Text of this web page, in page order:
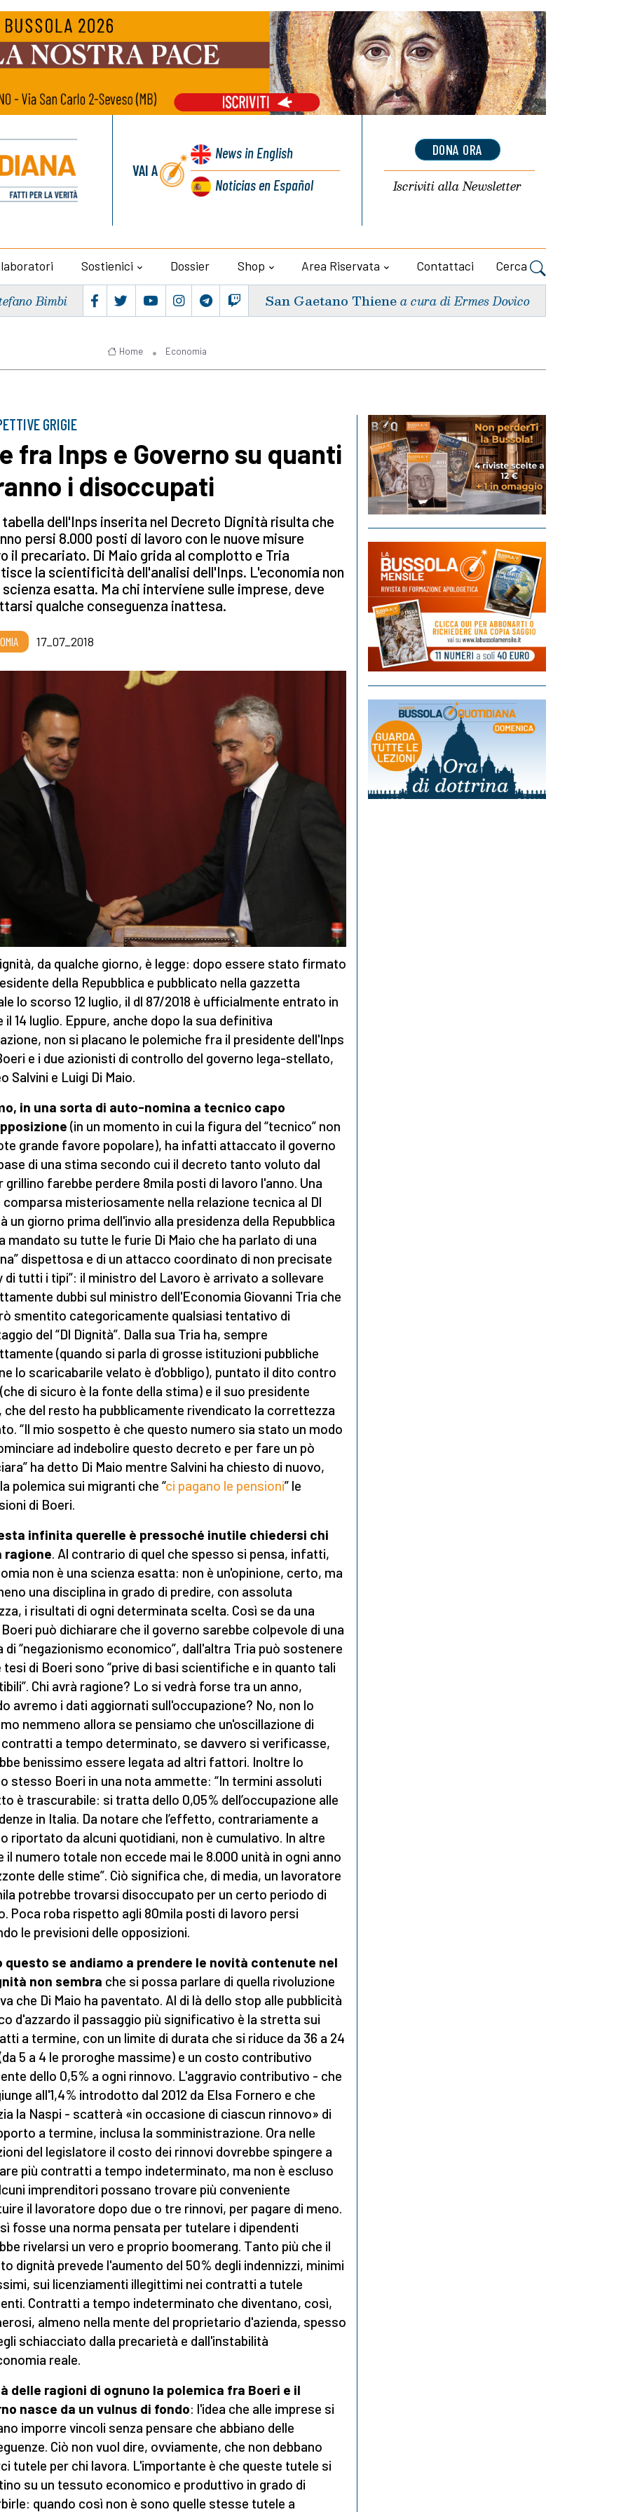
VAI A
Newsin English
Noticiasen Español
DONA ORA
Iscriviti allaNewsletter
Sostienici Dossier Shop Area Riservata Contattaci Cerca
Bimbi San Gaetano Thiene a cura di Ermes Dovico
Home Economia
GRIGIE
fra Inps e Governo su quanti
i disoccupati
dell'Inps inserita nel Decreto Dignità risulta che
persi 8.000 posti di lavoro con le nuove misure
il precariato. Di Maio grida al complotto e Tria
la scientificità dell'analisi dell'Inps. L'economia non
scienza esatta. Ma chi interviene sulle imprese, deve
qualche conseguenza inattesa.
17_07_2018
da qualche giorno, è legge: dopo essere stato firmato
della Repubblica e pubblicato nella gazzetta
lo scorso 12 luglio, il dl 87/2018 è ufficialmente entrato in
il 14 luglio. Eppure, anche dopo la sua definitiva
non si placano le polemiche fra il presidente dell'Inps
e i due azionisti di controllo del governo lega-stellato,
Salvini e Luigi Di Maio.
in una sorta di auto-nomina a tecnico capo
(in un momento in cui la figura del “tecnico” non
grande favore popolare), ha infatti attaccato il governo
di una stima secondo cui il decreto tanto voluto dal
grillino farebbe perdere 8mila posti di lavoro l'anno. Una
misteriosamente nella relazione tecnica al Dl
un giorno prima dell'invio alla presidenza della Repubblica
mandato su tutte le furie Di Maio che ha parlato di una
dispettosa e di un attacco coordinato di non precisate
di tutti i tipi”: il ministro del Lavoro è arrivato a sollevare
dubbi sul ministro dell'Economia Giovanni Tria che
smentito categoricamente qualsiasi tentativo di
del “Dl Dignità”. Dalla sua Tria ha, sempre
(quando si parla di grosse istituzioni pubbliche
lo scaricabarile velato è d'obbligo), puntato il dito contro
di sicuro è la fonte della stima) e il suo presidente
che del resto ha pubblicamente rivendicato la correttezza
“Il mio sospetto è che questo numero sia stato un modo
ad indebolire questo decreto e per fare un pò
ha detto Di Maio mentre Salvini ha chiesto di nuovo,
polemica sui migranti che “ci pagano le pensioni” le
di Boeri.
infinita querelle è pressoché inutile chiedersi chi
ragione. Al contrario di quel che spesso si pensa, infatti,
non è una scienza esatta: non è un'opinione, certo, ma
una disciplina in grado di predire, con assoluta
i risultati di ogni determinata scelta. Così se da una
può dichiarare che il governo sarebbe colpevole di una
di “negazionismo economico”, dall'altra Tria può sostenere
tesi di Boeri sono “prive di basi scientifiche e in quanto tali
Chi avrà ragione? Lo si vedrà forse tra un anno,
avremo i dati aggiornati sull'occupazione? No, non lo
nemmeno allora se pensiamo che un'oscillazione di
a tempo determinato, se davvero si verificasse,
benissimo essere legata ad altri fattori. Inoltre lo
stesso Boeri in una nota ammette: “In termini assoluti
è trascurabile: si tratta dello 0,05% dell’occupazione alle
in Italia. Da notare che l’effetto, contrariamente a
riportato da alcuni quotidiani, non è cumulativo. In altre
il numero totale non eccede mai le 8.000 unità in ogni anno
delle stime”. Ciò significa che, di media, un lavoratore
potrebbe trovarsi disoccupato per un certo periodo di
Poca roba rispetto agli 80mila posti di lavoro persi
le previsioni delle opposizioni.
questo se andiamo a prendere le novità contenute nel
non sembra che si possa parlare di quella rivoluzione
che Di Maio ha paventato. Al di là dello stop alle pubblicità
d'azzardo il passaggio più significativo è la stretta sui
a termine, con un limite di durata che si riduce da 36 a 24
5 a 4 le proroghe massime) e un costo contributivo
dello 0,5% a ogni rinnovo. L'aggravio contributivo - che
all'1,4% introdotto dal 2012 da Elsa Fornero e che
la Naspi - scatterà «in occasione di ciascun rinnovo» di
a termine, inclusa la somministrazione. Ora nelle
del legislatore il costo dei rinnovi dovrebbe spingere a
più contratti a tempo indeterminato, ma non è escluso
imprenditori possano trovare più conveniente
il lavoratore dopo due o tre rinnovi, per pagare di meno.
fosse una norma pensata per tutelare i dipendenti
rivelarsi un vero e proprio boomerang. Tanto più che il
dignità prevede l'aumento del 50% degli indennizzi, minimi
sui licenziamenti illegittimi nei contratti a tutele
Contratti a tempo indeterminato che diventano, così,
almeno nella mente del proprietario d'azienda, spesso
schiacciato dalla precarietà e dall'instabilità
reale.
delle ragioni di ognuno la polemica fra Boeri e il
nasce da un vulnus di fondo: l'idea che alle imprese si
imporre vincoli senza pensare che abbiano delle
Ciò non vuol dire, ovviamente, che non debbano
tutele per chi lavora. L'importante è che queste tutele si
su un tessuto economico e produttivo in grado di
quando così non è sono quelle stesse tutele a